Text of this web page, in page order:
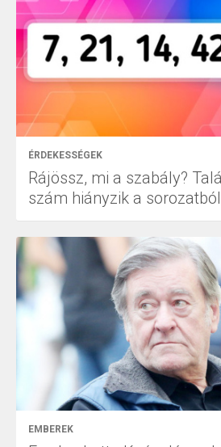
ÉRDEKESSÉGEK
Rájössz, mi a szabály?
szám hiányzik a sorozatból
EMBEREK